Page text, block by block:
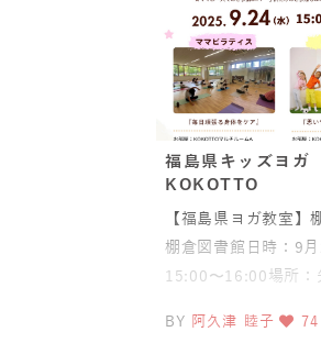
福島県キッズヨ
KOKOTTO
【福島県ヨガ教室】
棚倉図書館日時：9
15:00〜16:00場所：
らい持ち物：
BY 阿久津 睦子 74